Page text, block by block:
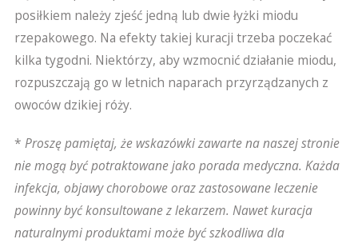
posiłkiem należy zjeść jedną lub dwie łyżki miodu
rzepakowego. Na efekty takiej kuracji trzeba poczekać
kilka tygodni. Niektórzy, aby wzmocnić działanie miodu,
rozpuszczają go w letnich naparach przyrządzanych z
owoców dzikiej róży.
* Proszę pamiętaj, że wskazówki zawarte na naszej stronie
nie mogą być potraktowane jako porada medyczna. Każda
infekcja, objawy chorobowe oraz zastosowane leczenie
powinny być konsultowane z lekarzem. Nawet kuracja
naturalnymi produktami może być szkodliwa dla